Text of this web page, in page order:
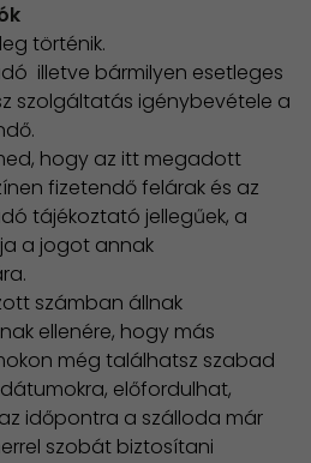
történik.
illetve bármilyen esetleges
szolgáltatás igénybevétele a
hogy az itt megadott
fizetendő felárak és az
tájékoztató jellegűek, a
a jogot annak
számban állnak
ellenére, hogy más
még találhatsz szabad
előfordulhat,
időpontra a szálloda már
szobát biztosítani